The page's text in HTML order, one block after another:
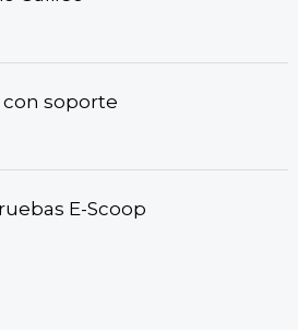
con soporte
E-Scoop